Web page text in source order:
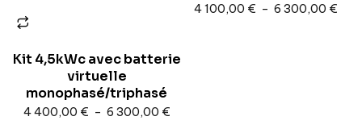
Kit 4,5kWc avec batterie
virtuelle
monophasé/triphasé
4 400,00 € – 6 300,00 €
4 100,00 € – 6 300,00 €